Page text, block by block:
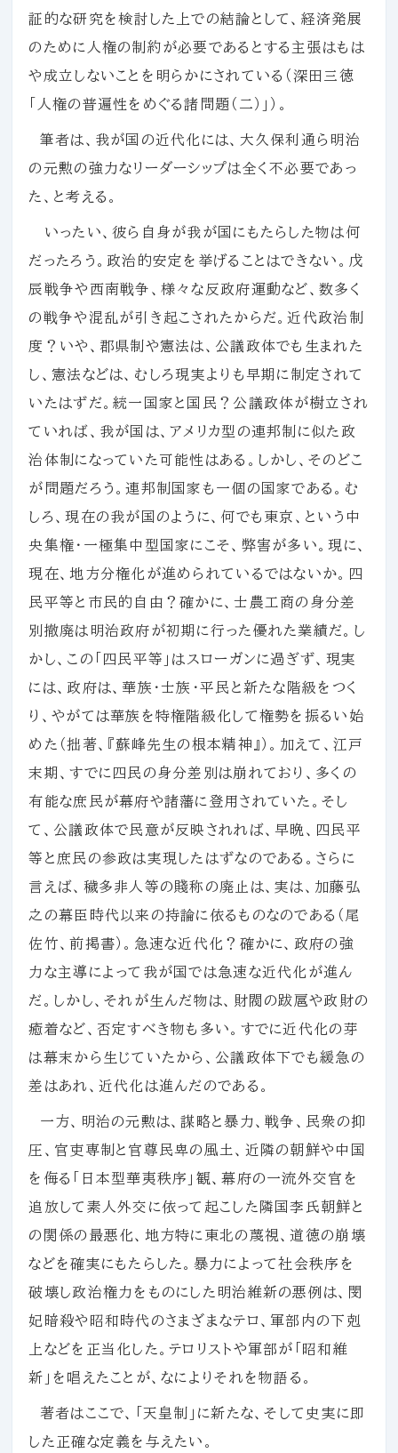
証的な研究を検討した上での結論として、経済発展
のために人権の制約が必要であるとする主張はもは
や成立しないことを明らかにされている（深田三徳
「人権の普遍性をめぐる諸問題（二）」）。
筆者は、我が国の近代化には、大久保利通ら明治
の元勲の強力なリーダーシップは全く不必要であっ
た、と考える。
いったい、彼ら自身が我が国にもたらした物は何
だったろう。政治的安定を挙げることはできない。戊
辰戦争や西南戦争、様々な反政府運動など、数多く
の戦争や混乱が引き起こされたからだ。近代政治制
度？いや、郡県制や憲法は、公議政体でも生まれた
し、憲法などは、むしろ現実よりも早期に制定されて
いたはずだ。統一国家と国民？公議政体が樹立され
ていれば、我が国は、アメリカ型の連邦制に似た政
治体制になっていた可能性はある。しかし、そのどこ
が問題だろう。連邦制国家も一個の国家である。む
しろ、現在の我が国のように、何でも東京、という中
央集権・一極集中型国家にこそ、弊害が多い。現に、
現在、地方分権化が進められているではないか。四
民平等と市民的自由？確かに、士農工商の身分差
別撤廃は明治政府が初期に行った優れた業績だ。し
かし、この「四民平等」はスローガンに過ぎず、現実
には、政府は、華族・士族・平民と新たな階級をつく
り、やがては華族を特権階級化して権勢を振るい始
めた（拙著、『蘇峰先生の根本精神』）。加えて、江戸
末期、すでに四民の身分差別は崩れており、多くの
有能な庶民が幕府や諸藩に登用されていた。そし
て、公議政体で民意が反映されれば、早晩、四民平
等と庶民の参政は実現したはずなのである。さらに
言えば、穢多非人等の賤称の廃止は、実は、加藤弘
之の幕臣時代以来の持論に依るものなのである（尾
佐竹、前掲書）。急速な近代化？確かに、政府の強
力な主導によって我が国では急速な近代化が進ん
だ。しかし、それが生んだ物は、財閥の跋扈や政財の
癒着など、否定すべき物も多い。すでに近代化の芽
は幕末から生じていたから、公議政体下でも緩急の
差はあれ、近代化は進んだのである。
一方、明治の元勲は、謀略と暴力、戦争、民衆の抑
圧、官吏専制と官尊民卑の風土、近隣の朝鮮や中国
を侮る「日本型華夷秩序」観、幕府の一流外交官を
追放して素人外交に依って起こした隣国李氏朝鮮と
の関係の最悪化、地方特に東北の蔑視、道徳の崩壊
などを確実にもたらした。暴力によって社会秩序を
破壊し政治権力をものにした明治維新の悪例は、閔
妃暗殺や昭和時代のさまざまなテロ、軍部内の下剋
上などを正当化した。テロリストや軍部が「昭和維
新」を唱えたことが、なによりそれを物語る。
著者はここで、「天皇制」に新たな、そして史実に即
した正確な定義を与えたい。